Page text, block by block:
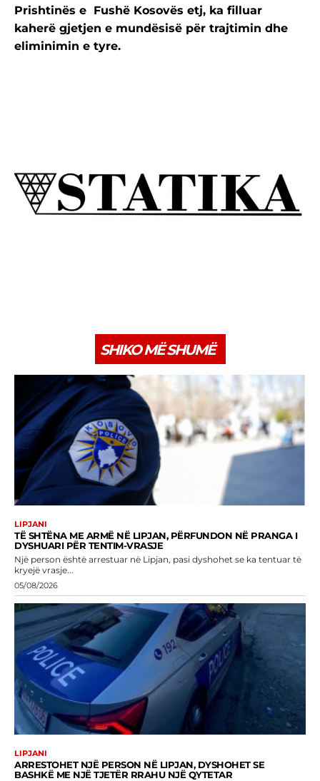
Prishtinës e Fushë Kosovës etj, ka filluar
kaherë gjetjen e mundësisë për trajtimin dhe
eliminimin e tyre.
SHIKO MË SHUMË
LIPJANI
TË SHTËNA ME ARMË NË LIPJAN, PËRFUNDON NË PRANGA I
DYSHUARI PËR TENTIM-VRASJE
Një person është arrestuar në Lipjan, pasi dyshohet se ka tentuar të
kryejë vrasje...
05/08/2026
LIPJANI
ARRESTOHET NJË PERSON NË LIPJAN, DYSHOHET SE
BASHKË ME NJË TJETËR RRAHU NJË QYTETAR